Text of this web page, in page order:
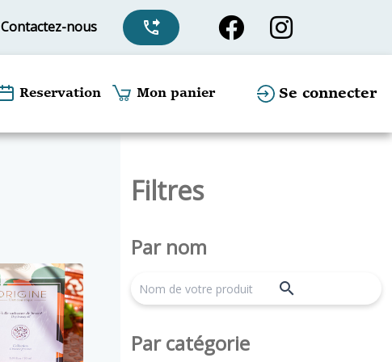
Contactez-nous phone_forwarded
Reservation Mon panier Se connecter
Filtres
Par nom
search
Par catégorie